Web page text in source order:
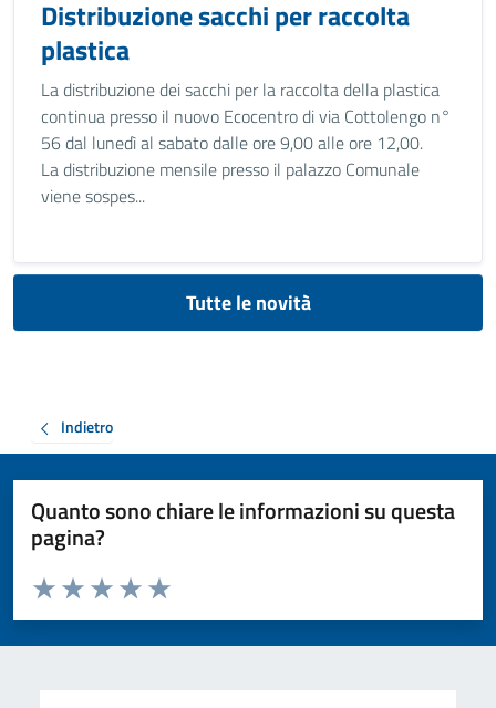
Distribuzione sacchi per raccolta
plastica
La distribuzione dei sacchi per la raccolta della plastica
continua presso il nuovo Ecocentro di via Cottolengo n°
56 dal lunedì al sabato dalle ore 9,00 alle ore 12,00.
La distribuzione mensile presso il palazzo Comunale
viene sospes...
Tutte le novità
Indietro
Quanto sono chiare le informazioni su questa
pagina?
Valuta da 1 a 5 stelle la pagina
Valuta 5 stelle su 5
Valuta 4 stelle su 5
Valuta 3 stelle su 5
Valuta 2 stelle su 5
Valuta 1 stelle su 5